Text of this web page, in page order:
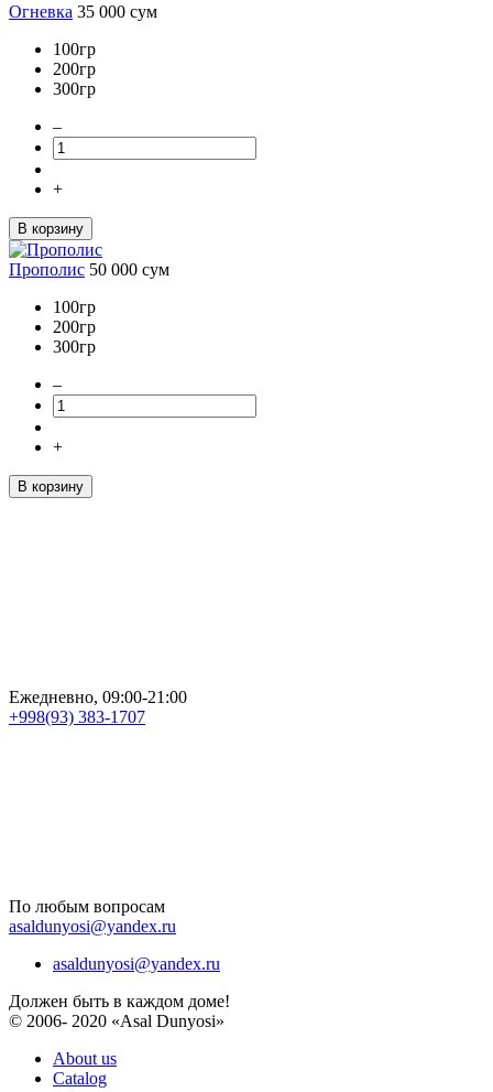
Огневка 35 000 сум
100гр
200гр
300гр
–
+
В корзину
Прополис 50 000 сум
100гр
200гр
300гр
–
+
В корзину
Ежедневно, 09:00-21:00
+998(93) 383-1707
По любым вопросам
asaldunyosi@yandex.ru
asaldunyosi@yandex.ru
Должен быть в каждом доме!
© 2006- 2020 «Asal Dunyosi»
About us
Catalog